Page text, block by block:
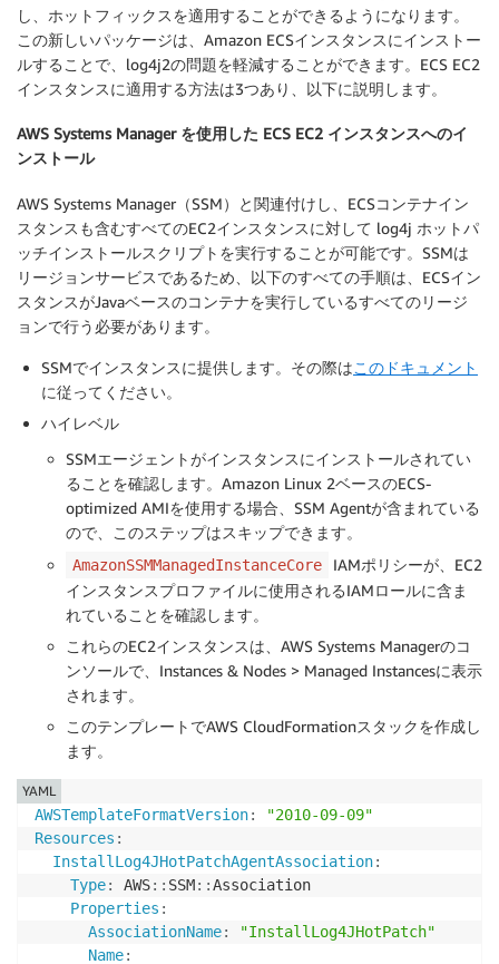
し、ホットフィックスを適用することができるようになります。
この新しいパッケージは、Amazon ECSインスタンスにインストー
ルすることで、log4j2の問題を軽減することができます。ECS EC2
インスタンスに適用する方法は3つあり、以下に説明します。
AWS Systems Manager を使用した ECS EC2 インスタンスへのイ
ンストール
AWS Systems Manager（SSM）と関連付けし、ECSコンテナイン
スタンスも含むすべてのEC2インスタンスに対して log4j ホットパ
ッチインストールスクリプトを実行することが可能です。SSMは
リージョンサービスであるため、以下のすべての手順は、ECSイン
スタンスがJavaベースのコンテナを実行しているすべてのリージ
ョンで行う必要があります。
SSMでインスタンスに提供します。その際はこのドキュメント
に従ってください。
ハイレベル
SSMエージェントがインスタンスにインストールされてい
ることを確認します。Amazon Linux 2ベースのECS-
optimized AMIを使用する場合、SSM Agentが含まれている
ので、このステップはスキップできます。
AmazonSSMManagedInstanceCore
IAMポリシーが、EC2
インスタンスプロファイルに使用されるIAMロールに含ま
れていることを確認します。
これらのEC2インスタンスは、AWS Systems Managerのコ
ンソールで、Instances & Nodes > Managed Instancesに表示
されます。
このテンプレートでAWS CloudFormationスタックを作成し
ます。
AWSTemplateFormatVersion:
"2010-09-09"
Resources :
InstallLog4JHotPatchAgentAssociation:
Type: AWS: : SSM: :Association
Properties :
AssociationName:
"InstallLog4JHotPatch"
Name:
YAML